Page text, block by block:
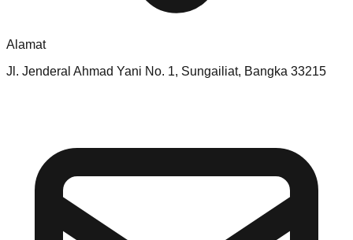
Alamat
Jl. Jenderal Ahmad Yani No. 1, Sungailiat, Bangka 33215